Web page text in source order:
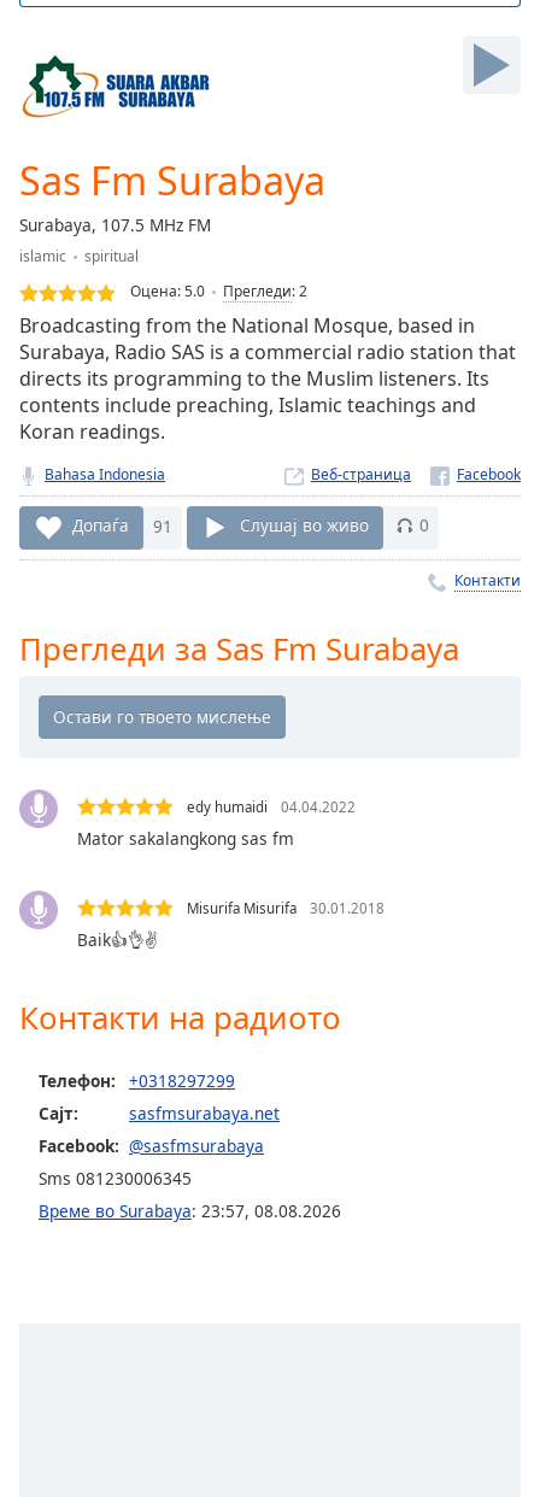
Skip
Skip
Forward
Mute
Loaded:
0.00%
Stream
Type
LIVE
Seek to
live,
currently
behind
liveLIVE
Remaining
Time-
1x
Chapters
Descriptions
off
,
selected
subtitles
settings,
settings
subtitles
off,
selected
Audio
Track
Sas Fm Surabaya
Surabaya, 107.5 MHz FM
islamic
spiritual
Оцена:5.0 Прегледи:2
Broadcasting from the National Mosque, based in
Surabaya, Radio SAS is a commercial radio station that
directs its programming to the Muslim listeners. Its
contents include preaching, Islamic teachings and
Koran readings.
Bahasa Indonesia Веб-страница
Допаѓа 91 Слушај во живо 0
Контакти
Прегледи за Sas Fm Surabaya
edy humaidi 04.04.2022
Mator sakalangkong sas fm
Misurifa Misurifa 30.01.2018
Baik👍👌✌
Контакти на радиото
Телефон:
+0318297299
Сајт:
sasfmsurabaya.net
Facebook: @sasfmsurabaya
Sms 081230006345
Време во Surabaya: 23:57, 08.08.2026